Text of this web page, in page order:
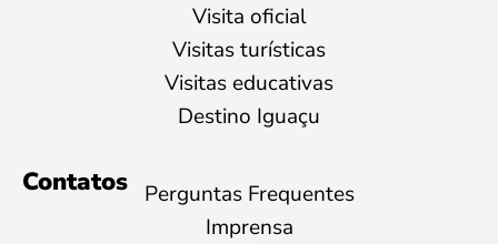
Visita oficial
Visitas turísticas
Visitas educativas
Destino Iguaçu
Contatos
Perguntas Frequentes
Imprensa